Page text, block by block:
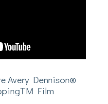
Avery Dennison®
Film